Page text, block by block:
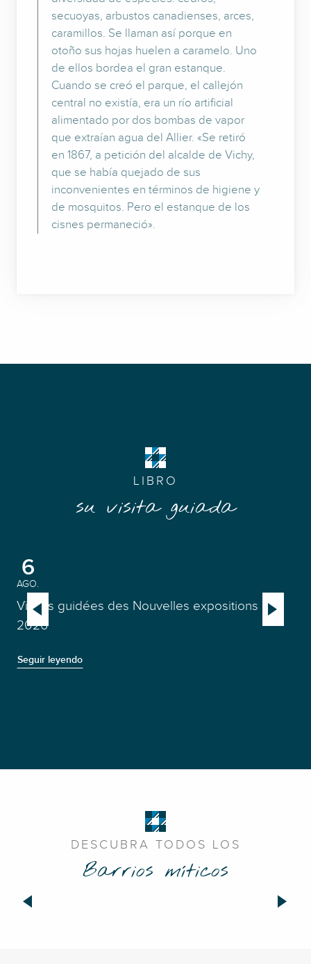
secuoyas, arbustos canadienses, arces,
caramillos. Se llaman así porque en
otoño sus hojas huelen a caramelo. Uno
de ellos bordea el gran estanque.
Cuando se creó el parque, el callejón
central no existía, era un río artificial
alimentado por dos bombas de vapor
que extraían agua del Allier. «Se retiró
en 1867, a petición del alcalde de Vichy,
que se había quejado de sus
inconvenientes en términos de higiene y
de mosquitos. Pero el estanque de los
cisnes permaneció».
LIBRO
su visita guiada
6
AGO.
Visites guidées des Nouvelles expositions
2026
Seguir leyendo
DESCUBRA TODOS LOS
Barrios míticos